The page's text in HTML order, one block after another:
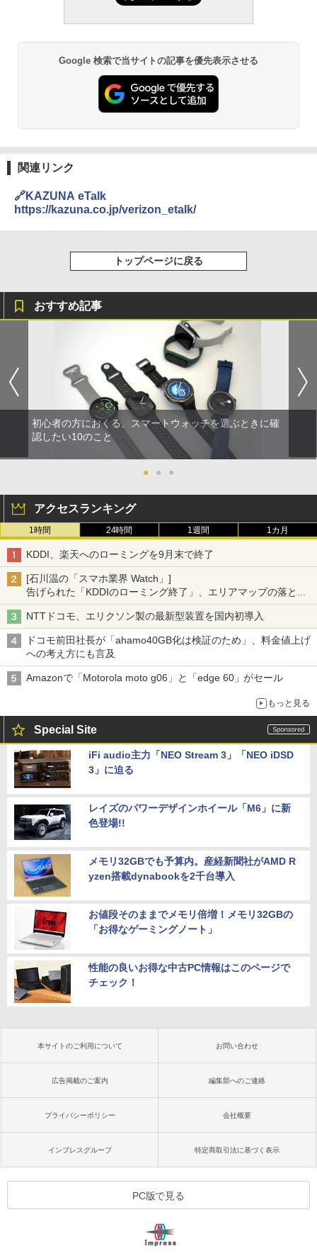
Google 検索で当サイトの記事を優先表示させる
関連リンク
🔗KAZUNA eTalk
https://kazuna.co.jp/verizon_etalk/
トップページに戻る
おすすめ記事
初心者の方におくる、スマートウォッチを選ぶときに確
認したい10のこと
● ● ●
アクセスランキング
1時間 24時間 1週間 1カ月
KDDI、楽天へのローミングを9月末で終了
[石川温の「スマホ業界 Watch」]
告げられた「KDDIのローミング終了」、エリアマップの落とし
穴と楽天モバイルの課題
NTTドコモ、エリクソン製の最新型装置を国内初導入
ドコモ前田社長が「ahamo40GB化は検証のため」、料金値上げ
への考え方にも言及
Amazonで「Motorola moto g06」と「edge 60」がセール
もっと見る
Special Site
iFi audio主力「NEO Stream 3」「NEO iDSD
3」に迫る
レイズのパワーデザインホイール「M6」に新
色登場!!
メモリ32GBでも予算内。産経新聞社がAMD R
yzen搭載dynabookを2千台導入
お値段そのままでメモリ倍増！メモリ32GBの
「お得なゲーミングノート」
性能の良いお得な中古PC情報はこのページで
チェック！
本サイトのご利用について お問い合わせ
広告掲載のご案内 編集部へのご連絡
プライバシーポリシー 会社概要
インプレスグループ 特定商取引法に基づく表示
PC版で見る